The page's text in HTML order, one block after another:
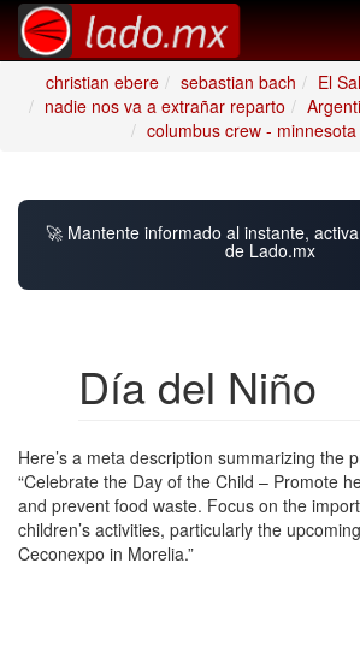
christian ebere
sebastian bach El
nadie nos va a extrañar reparto
columbus crew - minnesota
🚀 Mantente informado al instante,
de Lado.mx
Día del Niño
Here’s a meta description summarizing the
“Celebrate the Day of the Child – Promote
and prevent food waste. Focus on the
children’s activities, particularly the
Ceconexpo in Morelia.”